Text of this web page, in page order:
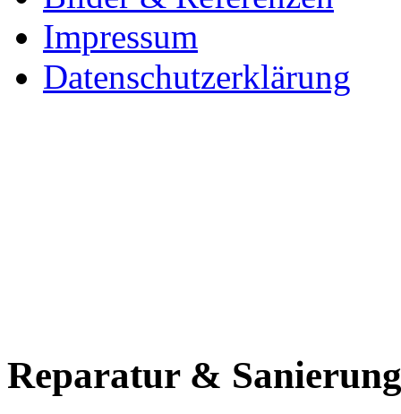
Impressum
Datenschutzerklärung
Reparatur & Sanierung